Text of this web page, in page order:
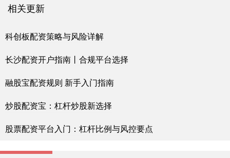
相关更新
科创板配资策略与风险详解
长沙配资开户指南丨合规平台选择
融股宝配资规则 新手入门指南
炒股配资宝：杠杆炒股新选择
股票配资平台入门：杠杆比例与风控要点